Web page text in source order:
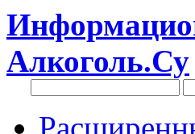
Алкоголь.Су